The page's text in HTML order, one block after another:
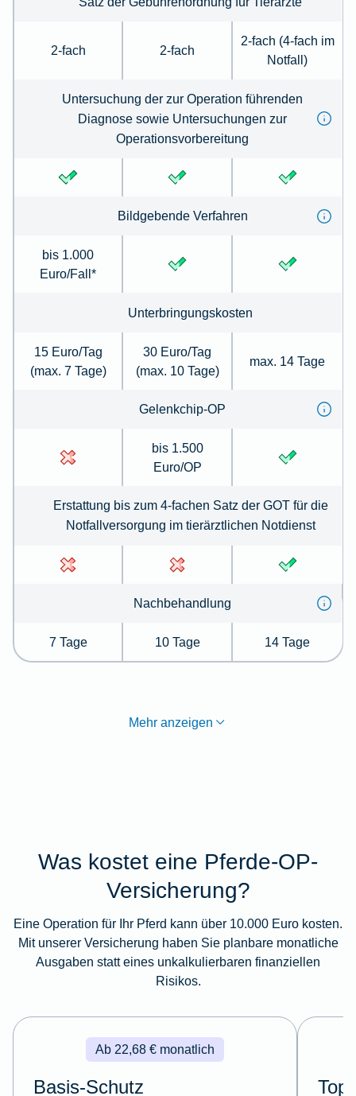
2-fach 2-fach
2-fach (4-fach im
Notfall)
Untersuchung der zur Operation führenden
Diagnose sowie Untersuchungen zur
Operationsvorbereitung
Bildgebende Verfahren
bis 1.000
Euro/Fall*
Unterbringungskosten
15 Euro/Tag
(max. 7 Tage)
30 Euro/Tag
(max. 10 Tage)
max. 14 Tage
Gelenkchip-OP
bis 1.500
Euro/OP
Erstattung bis zum 4-fachen Satz der GOT für die
Notfallversorgung im tierärztlichen Notdienst
Nachbehandlung
7 Tage 10 Tage 14 Tage
Mehr anzeigen
Was kostet eine Pferde-OP-
Versicherung?
Eine Operation für Ihr Pferd kann über 10.000 Euro kosten.
Mit unserer Versicherung haben Sie planbare monatliche
Ausgaben statt eines unkalkulierbaren finanziellen
Risikos.
Ab 22,68 € monatlich
Basis-Schutz